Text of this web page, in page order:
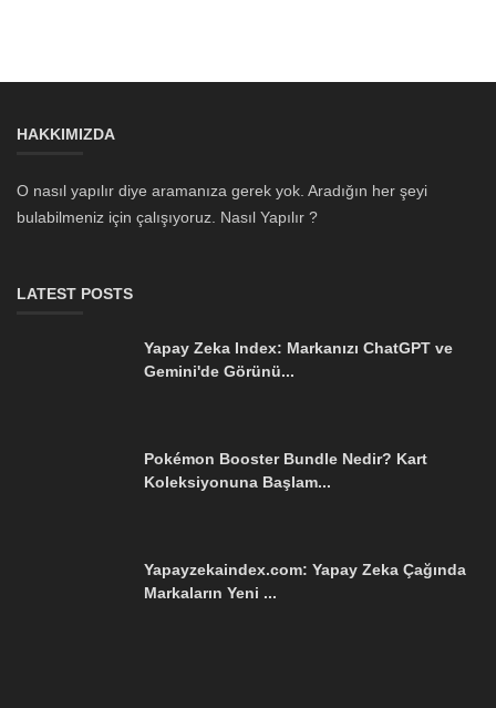
HAKKIMIZDA
O nasıl yapılır diye aramanıza gerek yok. Aradığın her şeyi
bulabilmeniz için çalışıyoruz. Nasıl Yapılır ?
LATEST POSTS
Yapay Zeka Index: Markanızı ChatGPT ve
Gemini'de Görünü...
Pokémon Booster Bundle Nedir? Kart
Koleksiyonuna Başlam...
Yapayzekaindex.com: Yapay Zeka Çağında
Markaların Yeni ...